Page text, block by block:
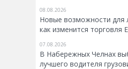
08.08.2026
Новые возможности для
как изменится торговля
07.08.2026
В Набережных Челнах
лучшего водителя